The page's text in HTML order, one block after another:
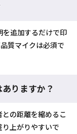
を追加するだけで印
質マイクは必須で
りますか？
の距離を縮めるこ
上がりやすいで